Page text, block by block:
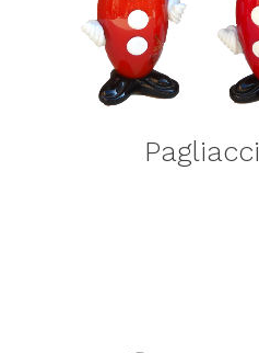
Pagliacci